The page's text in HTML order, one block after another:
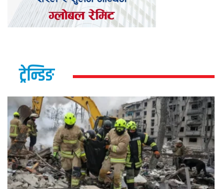
ट्रेन्डिङ